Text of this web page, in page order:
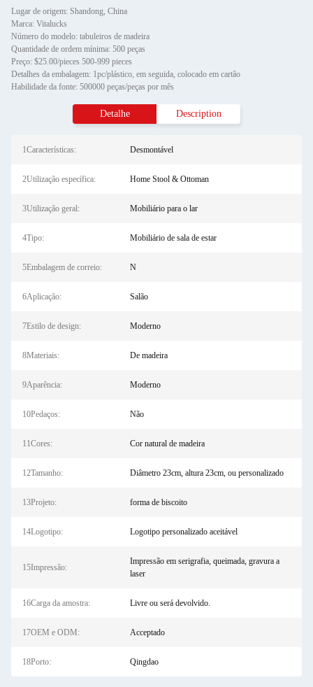
Lugar de origem: Shandong, China
Marca: Vitalucks
Número do modelo: tabuleiros de madeira
Quantidade de ordem mínima: 500 peças
Preço: $25.00/pieces 500-999 pieces
Detalhes da embalagem: 1pc/plástico, em seguida, colocado em cartão
Habilidade da fonte: 500000 peças/peças por mês
Detalhe Description
1Características: Desmontável
2Utilização específica: Home Stool & Ottoman
3Utilização geral: Mobiliário para o lar
4Tipo: Mobiliário de sala de estar
5Embalagem de correio: N
6Aplicação: Salão
7Estilo de design: Moderno
8Materiais: De madeira
9Aparência: Moderno
10Pedaços: Não
11Cores: Cor natural de madeira
12Tamanho: Diâmetro 23cm, altura 23cm, ou personalizado
13Projeto: forma de biscoito
14Logotipo: Logotipo personalizado aceitável
15Impressão:
Impressão em serigrafia, queimada, gravura a
laser
16Carga da amostra: Livre ou será devolvido.
17OEM e ODM: Acceptado
18Porto: Qingdao